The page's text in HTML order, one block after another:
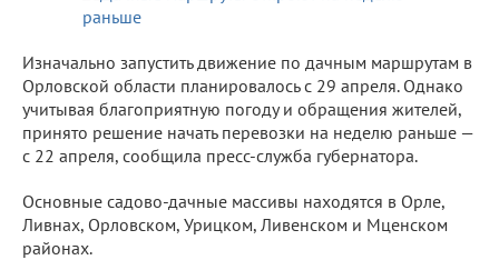
Изначально запустить движение по дачным маршрутам в
Орловской области планировалось с 29 апреля. Однако
учитывая благоприятную погоду и обращения жителей,
принято решение начать перевозки на неделю раньше —
с 22 апреля, сообщила пресс-служба губернатора.
Основные садово-дачные массивы находятся в Орле,
Ливнах, Орловском, Урицком, Ливенском и Мценском
районах.